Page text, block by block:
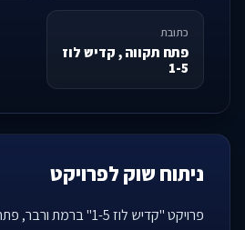
כתובת
פתח תקווה , קדיש לוז
1-5
ניתוח שוק לפרויקט
פרויקט "קדיש לוז 1-5"